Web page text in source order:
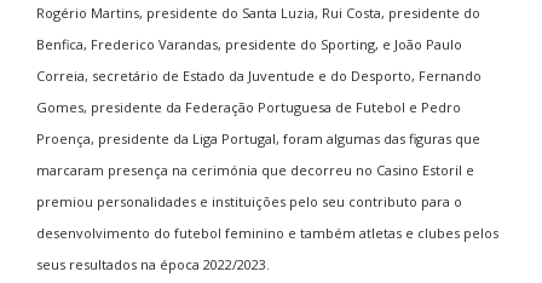
Rogério Martins, presidente do Santa Luzia, Rui Costa, presidente do
Benfica, Frederico Varandas, presidente do Sporting, e João Paulo
Correia, secretário de Estado da Juventude e do Desporto, Fernando
Gomes, presidente da Federação Portuguesa de Futebol e Pedro
Proença, presidente da Liga Portugal, foram algumas das figuras que
marcaram presença na cerimónia que decorreu no Casino Estoril e
premiou personalidades e instituições pelo seu contributo para o
desenvolvimento do futebol feminino e também atletas e clubes pelos
seus resultados na época 2022/2023.